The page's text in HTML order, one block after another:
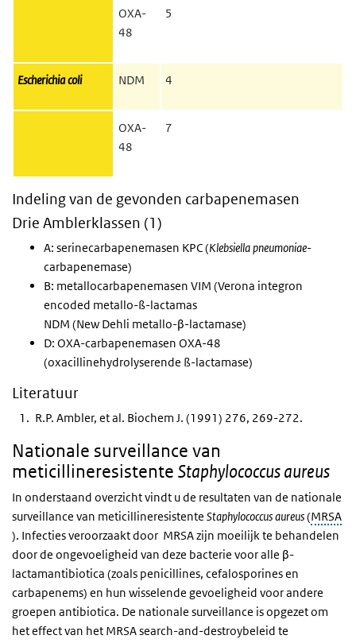
OXA-
48
5
Escherichia coli NDM 4
OXA-
48
7
Indeling van de gevonden carbapenemasen
Drie Amblerklassen (1)
A: serinecarbapenemasen KPC (Klebsiella pneumoniae-
carbapenemase)
B: metallocarbapenemasen VIM (Verona integron
encoded metallo-ß-lactamas
NDM (New Dehli metallo-β-lactamase)
D: OXA-carbapenemasen OXA-48
(oxacillinehydrolyserende ß-lactamase)
Literatuur
R.P. Ambler, et al. Biochem J. (1991) 276, 269-272.
Nationale surveillance van
meticillineresistente Staphylococcus aureus
In onderstaand overzicht vindt u de resultaten van de nationale
surveillance van meticillineresistente Staphylococcus aureus(MRSA
). Infecties veroorzaakt door MRSAzijn moeilijk te behandelen
door de ongevoeligheid van deze bacterie voor alle β-
lactamantibiotica (zoals penicillines, cefalosporines en
carbapenems) en hun wisselende gevoeligheid voor andere
groepen antibiotica. De nationale surveillance is opgezet om
het effect van het MRSAsearch-and-destroybeleid te